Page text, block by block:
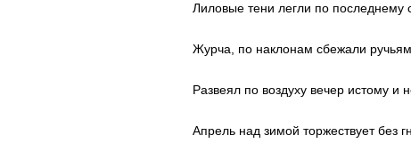
Лиловые тени легли по последнему
Журча, по наклонам сбежали
Развеял по воздуху вечер истому и
Апрель над зимой торжествует без